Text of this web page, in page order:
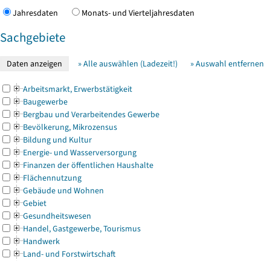
Jahresdaten Monats- und Vierteljahresdaten
Sachgebiete
» Alle auswählen (Ladezeit!) » Auswahl entfernen
Arbeitsmarkt, Erwerbstätigkeit
Baugewerbe
Bergbau und Verarbeitendes Gewerbe
Bevölkerung, Mikrozensus
Bildung und Kultur
Energie- und Wasserversorgung
Finanzen der öffentlichen Haushalte
Flächennutzung
Gebäude und Wohnen
Gebiet
Gesundheitswesen
Handel, Gastgewerbe, Tourismus
Handwerk
Land- und Forstwirtschaft